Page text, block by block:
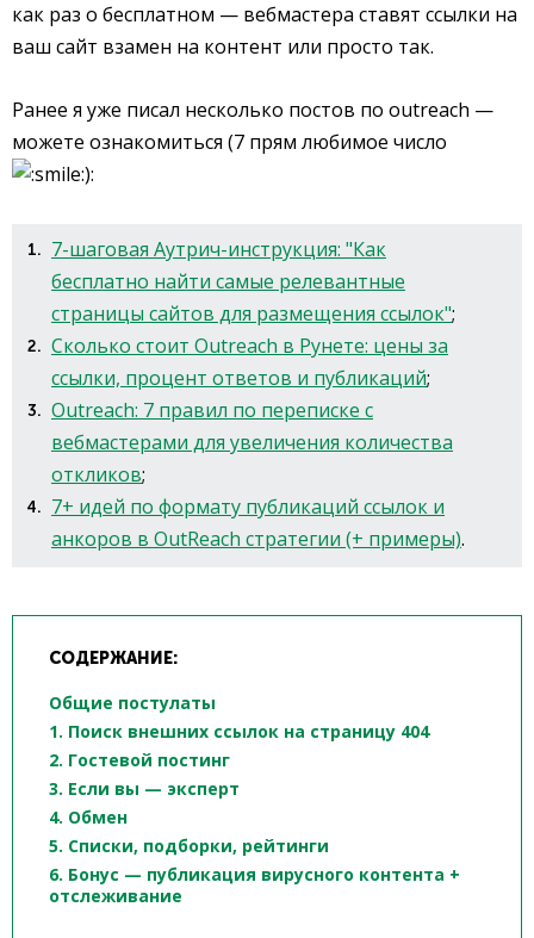
как раз о бесплатном — вебмастера ставят ссылки на
ваш сайт взамен на контент или просто так.
Ранее я уже писал несколько постов по outreach —
можете ознакомиться (7 прям любимое число
):
7-шаговая Аутрич-инструкция: "Как
бесплатно найти самые релевантные
страницы сайтов для размещения ссылок";
Сколько стоит Outreach в Рунете: цены за
ссылки, процент ответов и публикаций;
Outreach: 7 правил по переписке с
вебмастерами для увеличения количества
откликов;
7+ идей по формату публикаций ссылок и
анкоров в OutReach стратегии (+ примеры).
СОДЕРЖАНИЕ:
Общие постулаты
1. Поиск внешних ссылок на страницу 404
2. Гостевой постинг
3. Если вы — эксперт
4. Обмен
5. Списки, подборки, рейтинги
6. Бонус — публикация вирусного контента +
отслеживание